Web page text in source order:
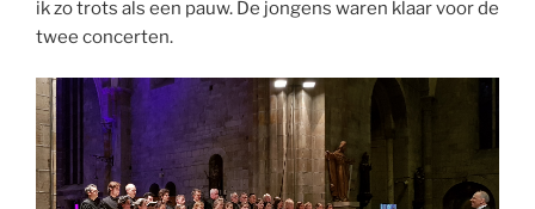
ik zo trots als een pauw. De jongens waren klaar voor de
twee concerten.